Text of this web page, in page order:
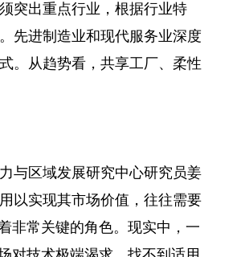
突出重点行业，根据行业特
先进制造业和现代服务业深度
。从趋势看，共享工厂、柔性
区域发展研究中心研究员姜
以实现其市场价值，往往需要
非常关键的角色。现实中，一